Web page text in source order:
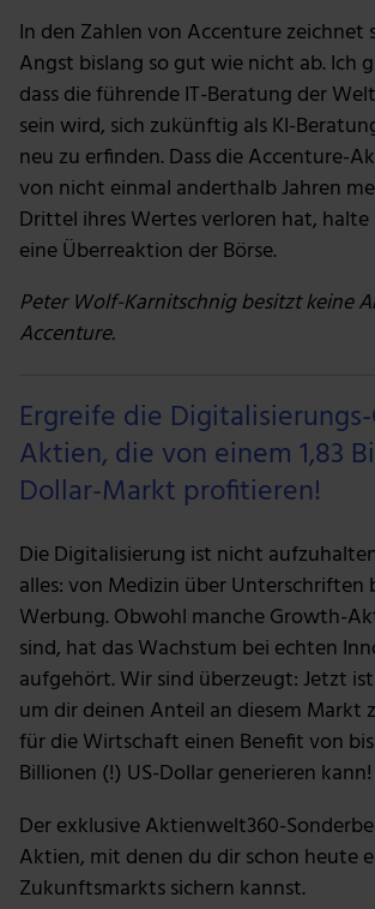
In den Zahlen von Accenture zeichnet
Angst bislang so gut wie nicht ab. Ich
dass die führende IT-Beratung der
sein wird, sich zukünftig als KI-
neu zu erfinden. Dass die Accenture-
von nicht einmal anderthalb Jahren
Drittel ihres Wertes verloren hat,
eine Überreaktion der Börse.
Peter Wolf-Karnitschnig besitzt keine
Accenture.
Ergreife die
Aktien, die von einem 1,83
Dollar-Markt profitieren!
Die Digitalisierung ist nicht
alles: von Medizin über Unterschriften
Werbung. Obwohl manche Growth-
sind, hat das Wachstum bei echten
aufgehört. Wir sind überzeugt: Jetzt
um dir deinen Anteil an diesem Markt
für die Wirtschaft einen Benefit von bis
Billionen (!) US-Dollar generieren kann!
Der exklusive Aktienwelt360-
Aktien, mit denen du dir schon heute
Zukunftsmarkts sichern kannst.